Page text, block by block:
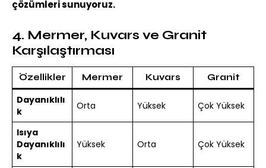
çözümleri sunuyoruz.
4. Mermer, Kuvars ve Granit
Karşılaştırması
Özellikler Mermer Kuvars Granit
Dayanıklılı
k
Orta Yüksek Çok Yüksek
Isıya
Dayanıklılı
k
Yüksek Orta Çok Yüksek